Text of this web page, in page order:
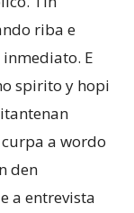
riba e
E
spirito y hopi
a wordo
den
a entrevista